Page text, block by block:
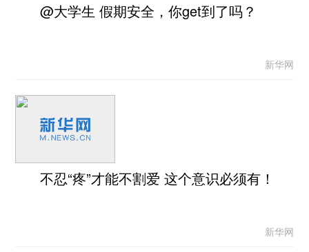
@大学生 假期安全，你get到了吗？
新华网
不忍“疼”才能不割爱 这个意识必须有！
新华网